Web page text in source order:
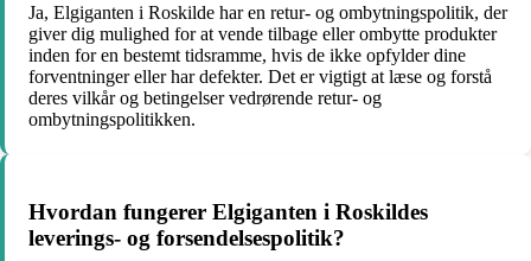
Ja, Elgiganten i Roskilde har en retur- og ombytningspolitik, der
giver dig mulighed for at vende tilbage eller ombytte produkter
inden for en bestemt tidsramme, hvis de ikke opfylder dine
forventninger eller har defekter. Det er vigtigt at læse og forstå
deres vilkår og betingelser vedrørende retur- og
ombytningspolitikken.
Hvordan fungerer Elgiganten i Roskildes
leverings- og forsendelsespolitik?